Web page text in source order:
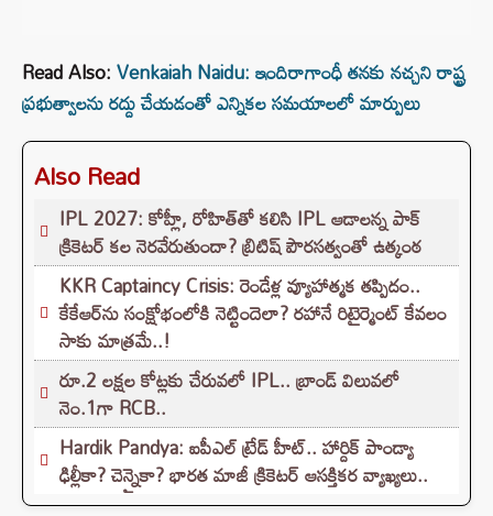
Read Also:Venkaiah Naidu: ఇందిరాగాంధీ తనకు నచ్చని రాష్ట్ర
ప్రభుత్వాలను రద్దు చేయడంతో ఎన్నికల సమయాలలో మార్పులు
Also Read
IPL 2027: కోహ్లీ, రోహిత్‌తో కలిసి IPL ఆడాలన్న పాక్‌
క్రికెటర్‌ కల నెరవేరుతుందా? బ్రిటిష్ పౌరసత్వంతో ఉత్కంఠ
KKR Captaincy Crisis: రెండేళ్ల వ్యూహాత్మక తప్పిదం..
కేకేఆర్‌ను సంక్షోభంలోకి నెట్టిందెలా? రహానే రిటైర్మెంట్ కేవలం
సాకు మాత్రమే..!
రూ.2 లక్షల కోట్లకు చేరువలో IPL.. బ్రాండ్ విలువలో
నెం.1గా RCB..
Hardik Pandya: ఐపీఎల్ ట్రేడ్ హీట్.. హార్దిక్ పాండ్యా
ఢిల్లీకా? చెన్నైకా? భారత మాజీ క్రికెటర్ ఆసక్తికర వ్యాఖ్యలు..